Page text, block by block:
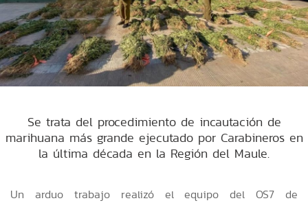
Se trata del procedimiento de incautación de
marihuana más grande ejecutado por Carabineros en
la última década en la Región del Maule.
Un arduo trabajo realizó el equipo del OS7 de